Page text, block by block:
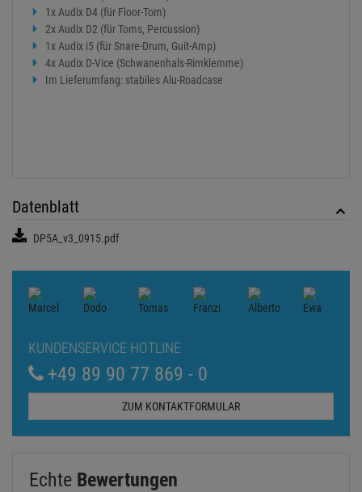
1x Audix D4 (für Floor-Tom)
2x Audix D2 (für Toms, Percussion)
1x Audix i5 (für Snare-Drum, Guit-Amp)
4x Audix D-Vice (Schwanenhals-Rimklemme)
Im Lieferumfang: stabiles Alu-Roadcase
Datenblatt
DP5A_v3_0915.pdf
KUNDENSERVICE HOTLINE
+49 89 90 77 869 - 0
ZUM KONTAKTFORMULAR
Echte Bewertungen